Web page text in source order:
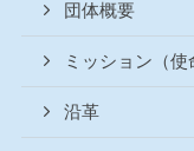
団体概要
ミッション（使
沿革